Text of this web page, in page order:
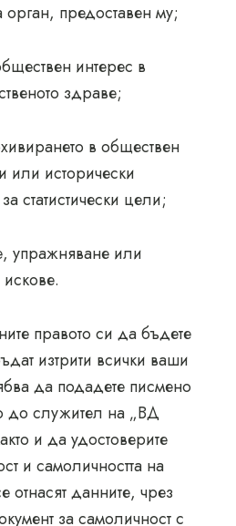
предоставен му;
интерес в
здраве;
в обществен
или исторически
статистически цели;
упражняване или
правото си да бъдете
изтрити всички ваши
да подадете писмено
до служител на „ВД
и да удостоверите
и самоличността на
отнасят данните, чрез
за самоличност с